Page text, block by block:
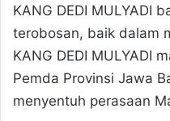
KANG DEDI MULYADI
terobosan, baik dalam
KANG DEDI MULYADI
Pemda Provinsi Jawa
menyentuh perasaan